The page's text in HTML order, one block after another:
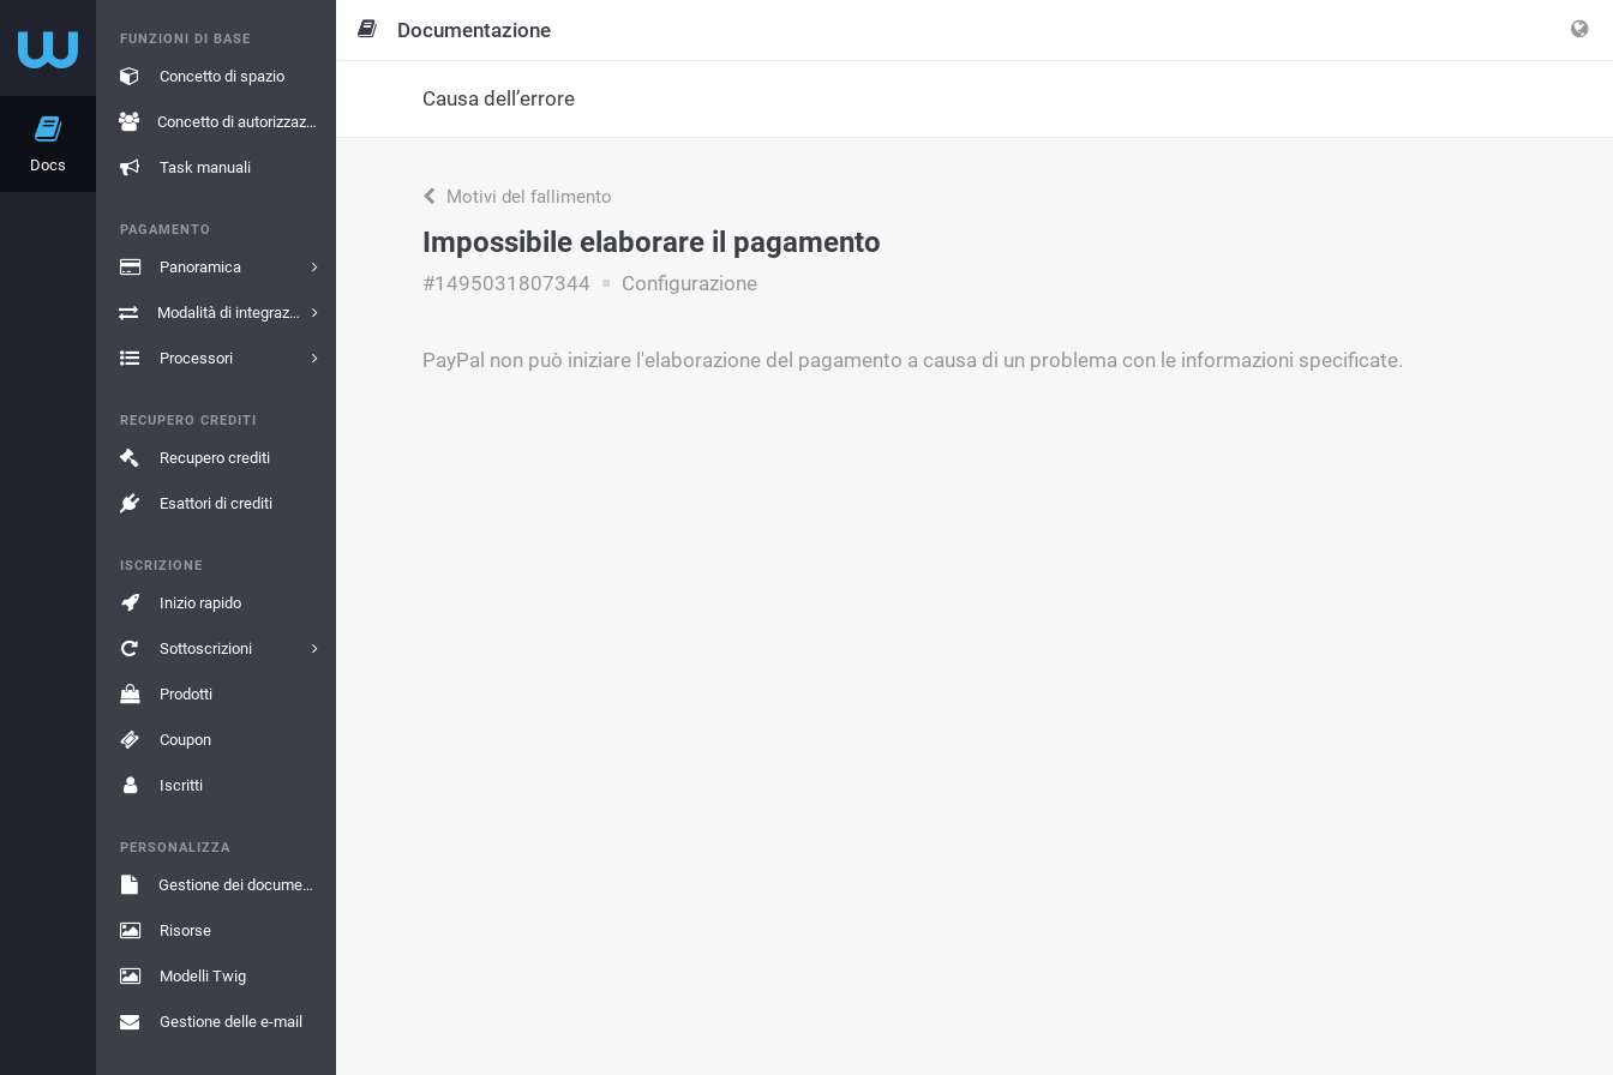
Docs
FUNZIONI DI BASE
Concetto di spazio
Concetto di autorizzazione
Task manuali
PAGAMENTO
Panoramica
Modalità di integrazione
Processori
RECUPERO CREDITI
Recupero crediti
Esattori di crediti
ISCRIZIONE
Inizio rapido
Sottoscrizioni
Prodotti
Coupon
Iscritti
PERSONALIZZA
Gestione dei documenti
Risorse
Modelli Twig
Gestione delle e-mail
Documentazione
Causa dell’errore
Motivi del fallimento
Impossibile elaborare il pagamento
#1495031807344 Configurazione
PayPal non può iniziare l'elaborazione del pagamento a causa di un problema con le informazioni specificate.